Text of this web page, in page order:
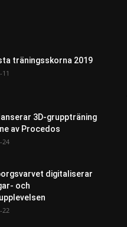
träningsskorna 2019
3D-gruppträning
av Procedos
24
digitaliserar
och
22